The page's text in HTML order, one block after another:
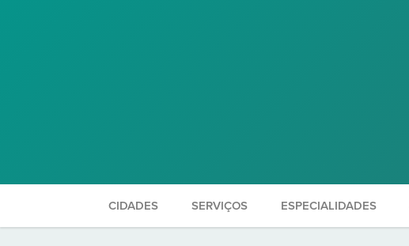
CIDADES SERVIÇOS ESPECIALIDADES